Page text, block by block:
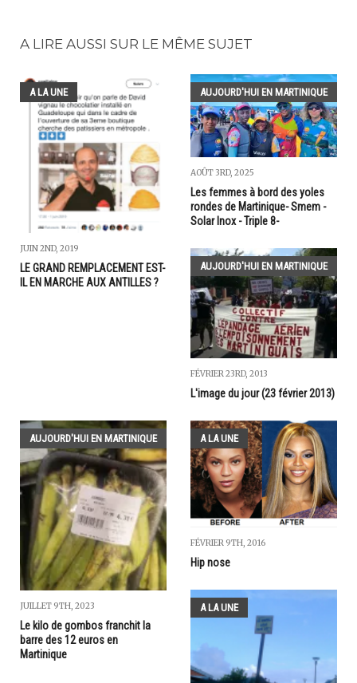
A LIRE AUSSI SUR LE MÊME SUJET
A LA UNE
JUIN 2ND, 2019
LE GRAND REMPLACEMENT EST-
IL EN MARCHE AUX ANTILLES ?
AUJOURD'HUI EN MARTINIQUE
AOÛT 3RD, 2025
Les femmes à bord des yoles
rondes de Martinique- Smem -
Solar Inox - Triple 8-
AUJOURD'HUI EN MARTINIQUE
FÉVRIER 23RD, 2013
L'image du jour (23 février 2013)
AUJOURD'HUI EN MARTINIQUE
JUILLET 9TH, 2023
Le kilo de gombos franchit la
barre des 12 euros en
Martinique
A LA UNE
FÉVRIER 9TH, 2016
Hip nose
A LA UNE